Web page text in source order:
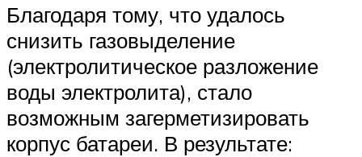
Благодаря тому, что удалось
снизить газовыделение
(электролитическое разложение
воды электролита), стало
возможным загерметизировать
корпус батареи. В результате: